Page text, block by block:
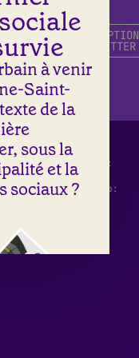
DEVENIR
BÉNÉVOLE
INSCRIPTION
NEWSLETTER
Design graphique:
Jeanne Triboul
Développement web:
à venir
Saint-
de la
sous la
et la
sociaux ?